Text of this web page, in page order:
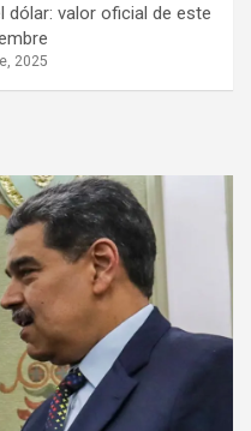
dólar: valor oficial de este
2025